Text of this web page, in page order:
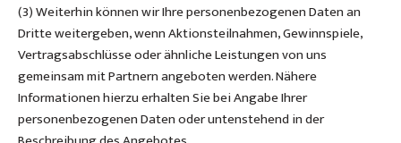
(3) Weiterhin können wir Ihre personenbezogenen Daten an
Dritte weitergeben, wenn Aktionsteilnahmen, Gewinnspiele,
Vertragsabschlüsse oder ähnliche Leistungen von uns
gemeinsam mit Partnern angeboten werden. Nähere
Informationen hierzu erhalten Sie bei Angabe Ihrer
personenbezogenen Daten oder untenstehend in der